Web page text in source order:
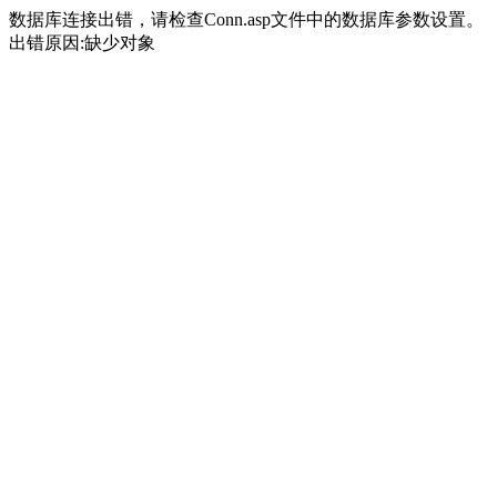
数据库连接出错，请检查Conn.asp文件中的数据库参数设置。
出错原因:缺少对象